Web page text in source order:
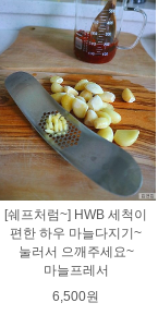
[쉐프처럼~] HWB 세척이
편한 하우 마늘다지기~
눌러서 으깨주세요~
마늘프레서
6,500원